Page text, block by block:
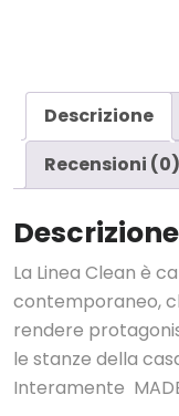
Descrizione
Recensioni (0)
Descrizione
La Linea Clean è
contemporaneo,
rendere
le stanze della
Interamente